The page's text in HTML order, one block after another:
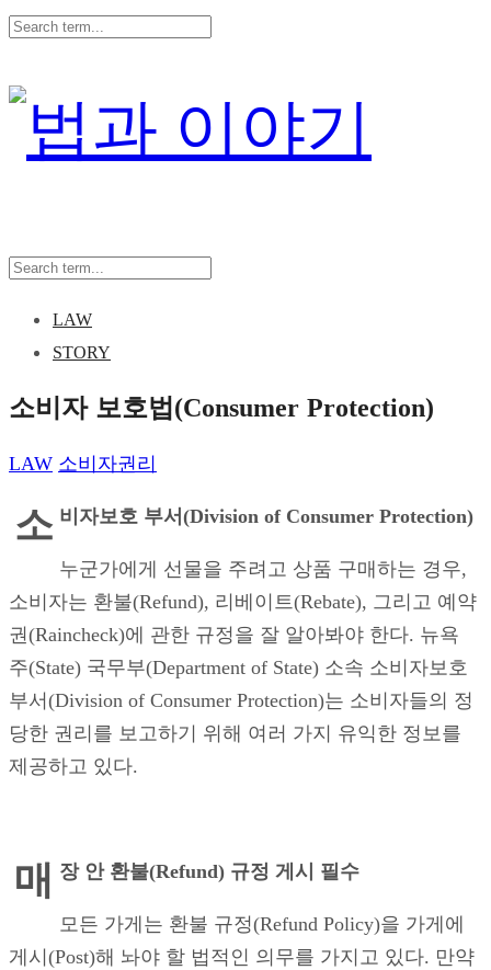
LAW
STORY
소비자 보호법(Consumer Protection)
LAW 소비자권리
소 비자보호 부서 (Division of Consumer Protection)
누군가에게 선물을 주려고 상품 구매하는 경우,
소비자는 환불(Refund), 리베이트(Rebate), 그리고 예약
권(Raincheck)에 관한 규정을 잘 알아봐야 한다. 뉴욕
주(State) 국무부(Department of State) 소속 소비자보호
부서(Division of Consumer Protection)는 소비자들의 정
당한 권리를 보고하기 위해 여러 가지 유익한 정보를
제공하고 있다.
매 장 안 환불(Refund) 규정 게시 필수
모든 가게는 환불 규정(Refund Policy)을 가게에
게시(Post)해 놔야 할 법적인 의무를 가지고 있다. 만약